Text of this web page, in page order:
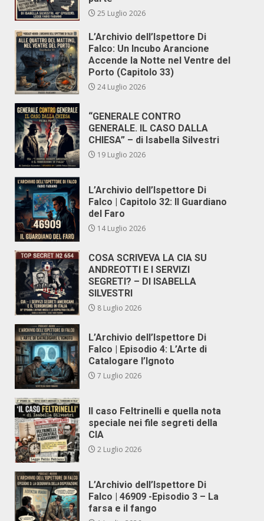
25 Luglio 2026
L’Archivio dell’Ispettore Di
Falco: Un Incubo Arancione
Accende la Notte nel Ventre del
Porto (Capitolo 33)
24 Luglio 2026
“GENERALE CONTRO
GENERALE. IL CASO DALLA
CHIESA” – di Isabella Silvestri
19 Luglio 2026
L’Archivio dell’Ispettore Di
Falco | Capitolo 32: Il Guardiano
del Faro
14 Luglio 2026
COSA SCRIVEVA LA CIA SU
ANDREOTTI E I SERVIZI
SEGRETI? – DI ISABELLA
SILVESTRI
8 Luglio 2026
L’Archivio dell’Ispettore Di
Falco | Episodio 4: L’Arte di
Catalogare l’Ignoto
7 Luglio 2026
Il caso Feltrinelli e quella nota
speciale nei file segreti della
CIA
2 Luglio 2026
L’Archivio dell’Ispettore Di
Falco | 46909 -Episodio 3 – La
farsa e il fango